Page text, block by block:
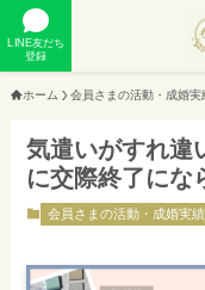
LINE友だち
登録
ホーム 会員さまの活動・成婚実
気遣いがすれ違
に交際終了にな
会員さまの活動・成婚実績